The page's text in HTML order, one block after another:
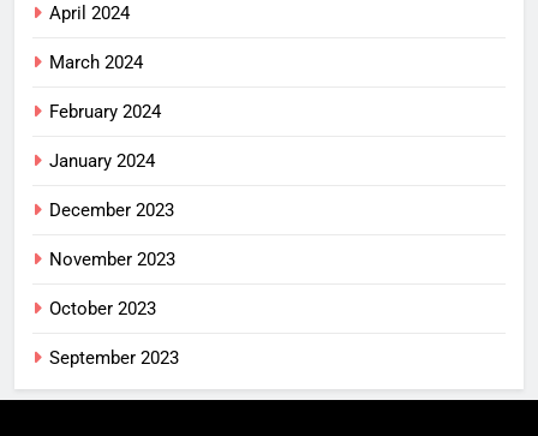
April 2024
March 2024
February 2024
January 2024
December 2023
November 2023
October 2023
September 2023